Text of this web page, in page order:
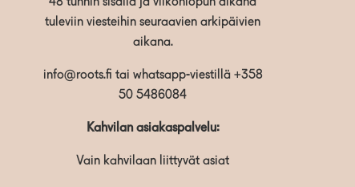
tuleviin viesteihin seuraavien arkipäivien
aikana.
info@roots.fi tai whatsapp-viestillä +358
50 5486084
Kahvilan asiakaspalvelu:
Vain kahvilaan liittyvät asiat